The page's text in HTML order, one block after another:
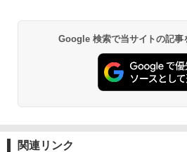
￥2,695
PYKES PEAK (パ
ト プライバシー
人用 折りたたみ
ーチ ピクニック
-08EX カーキ ソ
レーム ドーム型
￥14,800
Google 検索で当サイトの記事
関連リンク